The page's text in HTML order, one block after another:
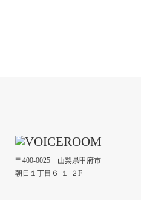
〒400-0025 山梨県甲府市
朝日１丁目６-１-２F